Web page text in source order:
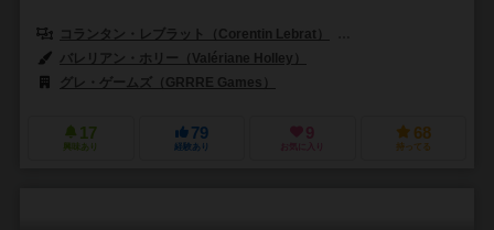
コランタン・レブラット（Corentin Lebrat）
バレリアン・ホリー（Valériane Holley）
グレ・ゲームズ（GRRRE Games）
17
興味あり
79
経験あり
9
お気に入り
68
持ってる